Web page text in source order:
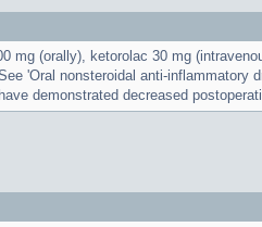
mg (orally), ketorolac 30 mg
'Oral nonsteroidal anti-inflammatory
demonstrated decreased